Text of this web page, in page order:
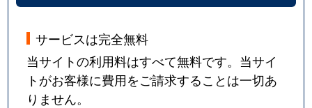
サービスは完全無料
当サイトの利用料はすべて無料です。当サイ
トがお客様に費用をご請求することは一切あ
りません。